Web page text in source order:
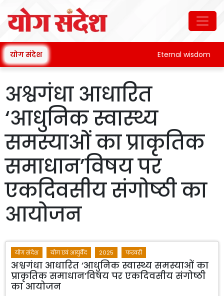
योग संदेश Eternal wisdom
अश्वगंधा आधारित
‘आधुनिक स्वास्थ्य
समस्याओं का प्राकृतिक
समाधान’विषय पर
एकदिवसीय संगोष्ठी का
आयोजन
योग संदेश योग एवं आयुर्वेद 2025 फरवरी
अश्वगंधा आधारित ‘आधुनिक स्वास्थ्य समस्याओं का
प्राकृतिक समाधान’विषय पर एकदिवसीय संगोष्ठी
का आयोजन